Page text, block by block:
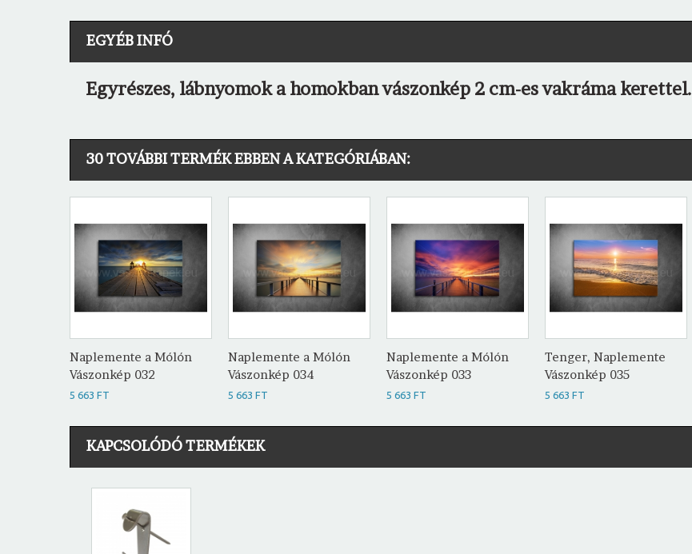
EGYÉB INFÓ
Egyrészes, lábnyomok a homokban vászonkép 2 cm-es vakráma kerettel.
30 TOVÁBBI TERMÉK EBBEN A KATEGÓRIÁBAN:
Naplemente a Mólón
Vászonkép 032
5 663 FT
Naplemente a Mólón
Vászonkép 034
5 663 FT
Naplemente a Mólón
Vászonkép 033
5 663 FT
Tenger, Naplemente
Vászonkép 035
5 663 FT
KAPCSOLÓDÓ TERMÉKEK